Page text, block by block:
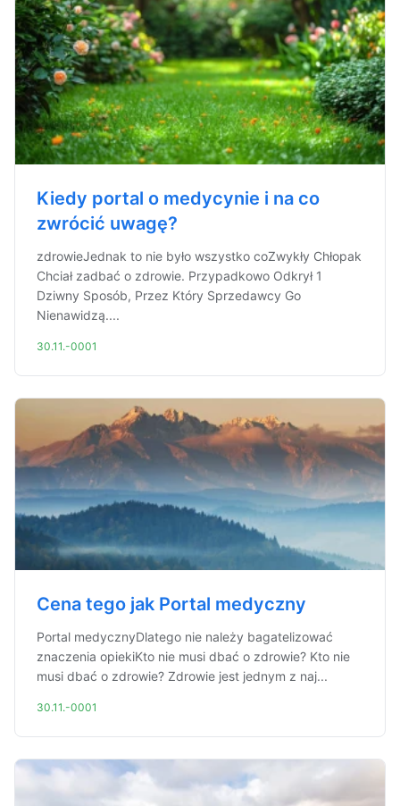
Kiedy portal o medycynie i na co
zwrócić uwagę?
zdrowieJednak to nie było wszystko coZwykły Chłopak
Chciał zadbać o zdrowie. Przypadkowo Odkrył 1
Dziwny Sposób, Przez Który Sprzedawcy Go
Nienawidzą....
30.11.-0001
Cena tego jak Portal medyczny
Portal medycznyDlatego nie należy bagatelizować
znaczenia opiekiKto nie musi dbać o zdrowie? Kto nie
musi dbać o zdrowie? Zdrowie jest jednym z naj...
30.11.-0001